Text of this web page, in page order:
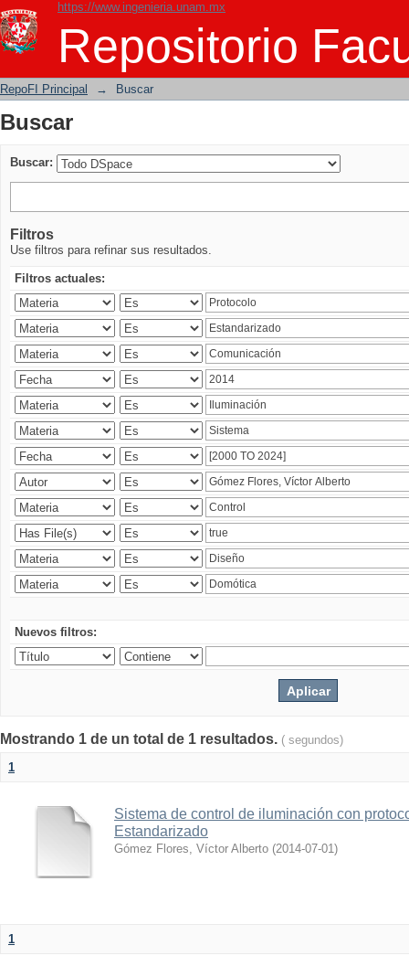
https://www.ingenieria.unam.mx
Repositorio
Buscar
RepoFI Principal → Buscar
Buscar
Buscar:
Filtros
Use filtros para refinar sus resultados.
Filtros actuales:
Nuevos filtros:
Mostrando 1 de un total de 1 resultados. ( segundos)
1
Sistema de control de iluminación con
Estandarizado
Gómez Flores, Víctor Alberto (2014-07-01)
1